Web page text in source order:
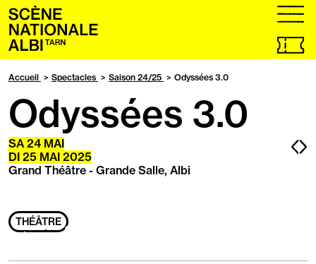
Accueil
Billetterie
en
onglet
menu
Accueil Spectacles Saison 24/25 Odyssées 3.0
Odyssées 3.0
SA 24 MAI
DI 25 MAI 2025
Grand Théâtre - Grande Salle, Albi
THÉÂTRE